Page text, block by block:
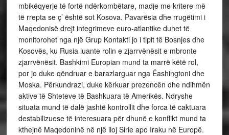
mbikëqyerje të fortë ndërkombëtare, madje me kritere më
të rrepta se ç’ është sot Kosova. Pavarësia dhe rrugëtimi i
Maqedonisë drejt integrimeve euro-atlantike duhet të
monitorohet nga një Grup Kontakti jo i tipit të Bosnjes dhe
Kosovës, ku Rusia luante rolin e zjarrvënësit e mbronte
zjarrvënësit. Bashkimi Europian mund ta marrë këtë rol,
por jo duke qëndruar e barazlarguar nga Ëashingtoni dhe
Moska. Përkundrazi, duke kërkuar prezencën dhe ndihmën
aktive të Shteteve të Bashkuara të Amerikës. Ndryshe
situata mund të dalë jashtë kontrollit dhe forca të caktuara
destabilizuese të interesuara për dhunë e konflikt mund ta
kthejnë Maqedoninë në një lloj Sirie apo Iraku në Europë.